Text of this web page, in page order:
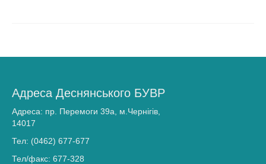
Адреса Деснянського БУВР
Адреса: пр. Перемоги 39а, м.Чернігів,
14017
Тел: (0462) 677-677
Тел/факс: 677-328